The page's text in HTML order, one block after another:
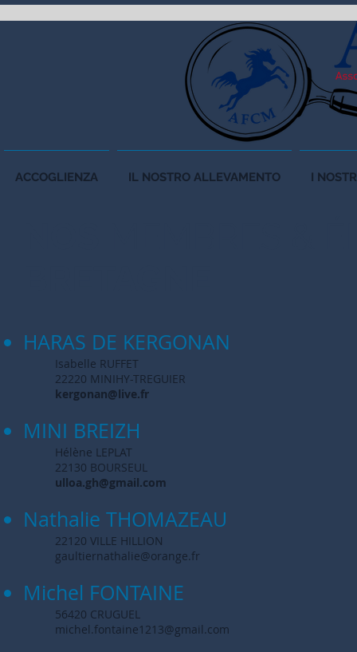
ACCOGLIENZA IL NOSTRO ALLEVAMENTO I
HARAS DE KERGONAN
Isabelle RUFFET
22220 MINIHY-TREGUIER
kergonan@live.fr
MINI BREIZH
Hélène LEPLAT
22130 BOURSEUL
ulloa.gh@gmail.com
Nathalie THOMAZEAU
22120 VILLE HILLION
gaultiernathalie@orange.fr
Michel FONTAINE
56420 CRUGUEL
michel.fontaine1213@gmail.com